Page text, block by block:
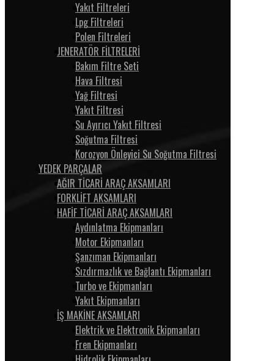
Yakıt Filtreleri
Lpg Filtreleri
Polen Filtreleri
JENERATÖR FİLTRELERİ
Bakım Filtre Seti
Hava Filtresi
Yağ Filtresi
Yakıt Filtresi
Su Ayırıcı Yakıt Filtresi
Soğutma Filtresi
Korozyon Önleyici Su Soğutma Filtresi
YEDEK PARÇALAR
AĞIR TİCARİ ARAÇ AKSAMLARI
FORKLİFT AKSAMLARI
HAFİF TİCARİ ARAÇ AKSAMLARI
Aydınlatma Ekipmanları
Motor Ekipmanları
Şanzıman Ekipmanları
Sızdırmazlık ve Bağlantı Ekipmanları
Turbo ve Ekipmanları
Yakıt Ekipmanları
İŞ MAKİNE AKSAMLARI
Elektrik ve Elektronik Ekipmanları
Fren Ekipmanları